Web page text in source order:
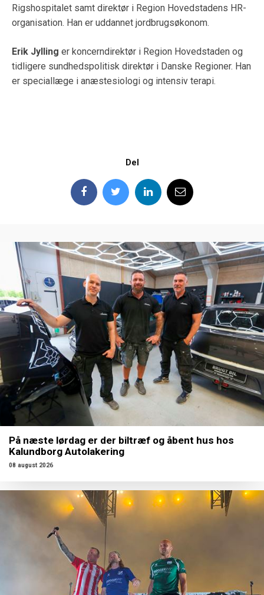
Rigshospitalet samt direktør i Region Hovedstadens HR-
organisation. Han er uddannet jordbrugsøkonom.
Erik Jylling er koncerndirektør i Region Hovedstaden og
tidligere sundhedspolitisk direktør i Danske Regioner. Han
er speciallæge i anæstesiologi og intensiv terapi.
Del
På næste lørdag er der biltræf og åbent hus hos
Kalundborg Autolakering
08 august 2026